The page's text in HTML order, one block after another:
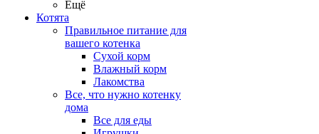
Ещё
Котята
Правильное питание для
вашего котенка
Сухой корм
Влажный корм
Лакомства
Все, что нужно котенку
дома
Все для еды